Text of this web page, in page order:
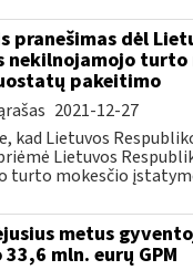
pranešimas dėl
nekilnojamojo turto
pakeitimo
2021-12-27
kad Lietuvos
Lietuvos
turto mokesčio
metus
mln. eurų GPM